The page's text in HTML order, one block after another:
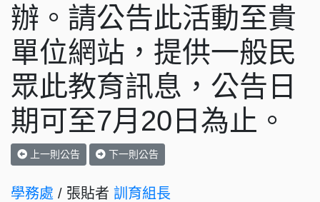
辦。請公告此活動至貴
單位網站，提供一般民
眾此教育訊息，公告日
期可至7月20日為止。
上一則公告 下一則公告
學務處 / 張貼者 訓育組長